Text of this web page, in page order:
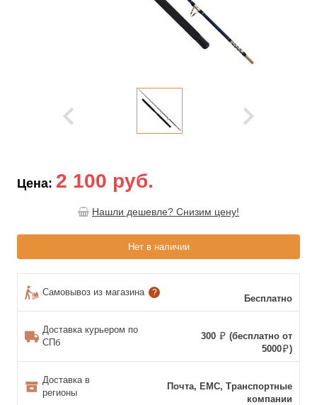
Цена: 2 100 руб.
Нашли дешевле? Снизим цену!
Нет в наличии
Самовывоз из магазина ?
Бесплатно
Доставка курьером по
СПб
300
(бесплатно от
5000
)
Доставка в
регионы
Почта, ЕМС, Транспортные
компании